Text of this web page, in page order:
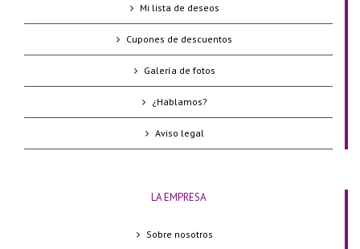
Mi lista de deseos
Cupones de descuentos
Galería de fotos
¿Hablamos?
Aviso legal
LA EMPRESA
Sobre nosotros